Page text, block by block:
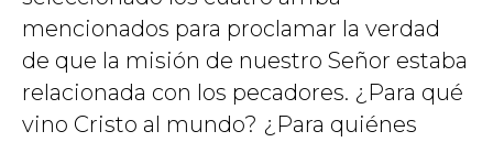
mencionados para proclamar la verdad
de que la misión de nuestro Señor estaba
relacionada con los pecadores. ¿Para qué
vino Cristo al mundo? ¿Para quiénes